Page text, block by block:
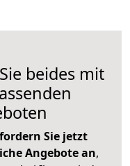
beides mit
Sie jetzt
Angebote an,